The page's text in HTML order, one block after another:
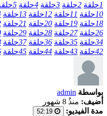
1حلقة 2حلقة 3حلقة 4حلقة 5
10حلقة 11حلقة 12حلقة 13حلقة
18حلقة 19حلقة 20حلقة 21حلقة
26حلقة 27حلقة 28حلقة 29حلقة
34حلقة 35حلقة 36حلقة 37حلقة
42حلقة 43حلقة 44حلقة 45حلقة
بواسطة admin
أضيف: منذُ 8 شهور
مدة الفيديو: